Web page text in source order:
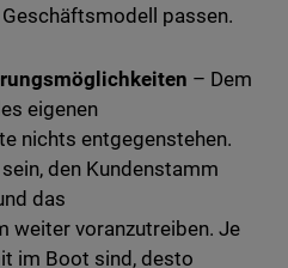
passen.
– Dem
eigenen
nichts entgegenstehen.
den Kundenstamm
das
weiter voranzutreiben. Je
im Boot sind, desto